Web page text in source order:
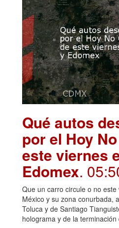
Qué autos
por el Hoy
este viernes
Edomex.
Que un carro circule o no
México y su zona conurbada,
Toluca y de Santiago
holograma y de la